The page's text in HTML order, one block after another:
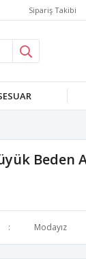
Sipariş Takibi
Beden
Modayız